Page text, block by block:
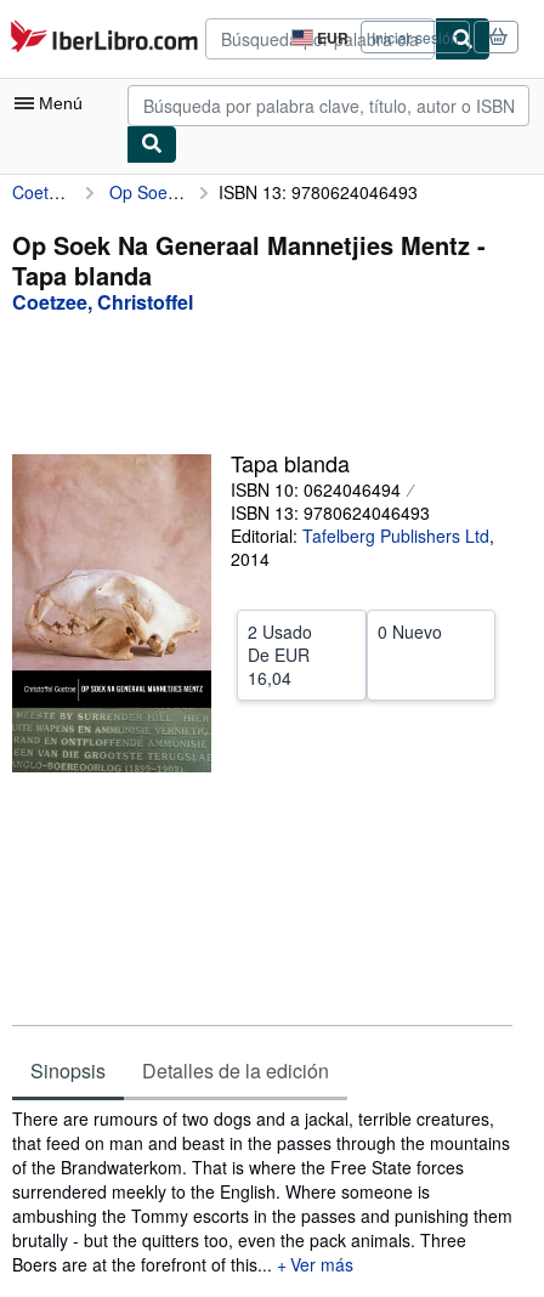
Pasar al contenido principal
IberLibro.com EUR
Preferencias
de
compra
del
Iniciar sesión
Menú
Mi cuenta
Consultar mis pedidos
Búsqueda avanzada
Vendedores
Comenzar a vender
Ayuda
Coetzee, Christoffel Op Soek Na Generaal Mannetjies Mentz ISBN 13: 9780624046493
Op Soek Na Generaal Mannetjies Mentz -
Tapa blanda
Coetzee, Christoffel
Tapa blanda
ISBN 10: 0624046494
ISBN 13: 9780624046493
Editorial: Tafelberg Publishers Ltd,
2014
2 Usado
De EUR
16,04
0 Nuevo
Sinopsis Detalles de la edición
Sinopsis
There are rumours of two dogs and a jackal, terrible creatures,
that feed on man and beast in the passes through the mountains
of the Brandwaterkom. That is where the Free State forces
surrendered meekly to the English. Where someone is
ambushing the Tommy escorts in the passes and punishing them
brutally - but the quitters too, even the pack animals. Three
Boers are at the forefront of this...
Ver más